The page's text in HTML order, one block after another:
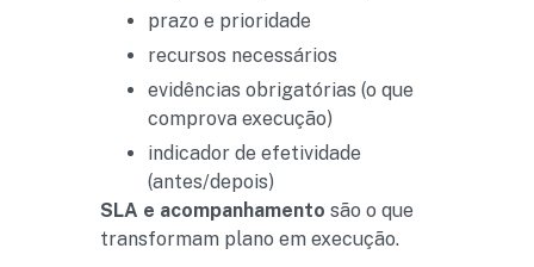
prazo e prioridade
recursos necessários
evidências obrigatórias (o que
comprova execução)
indicador de efetividade
(antes/depois)
SLA e acompanhamento são o que
transformam plano em execução.